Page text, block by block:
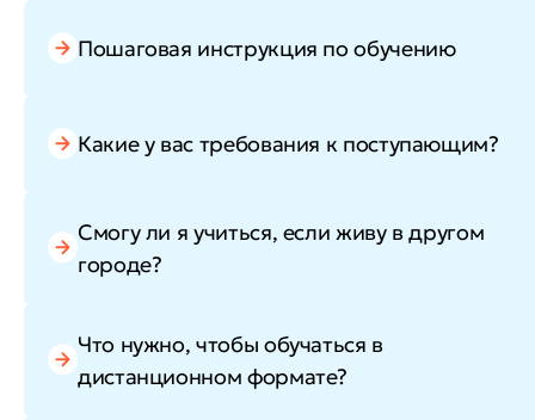
Пошаговая инструкция по обучению
Какие у вас требования к поступающим?
Смогу ли я учиться, если живу в другом
городе?
Что нужно, чтобы обучаться в
дистанционном формате?